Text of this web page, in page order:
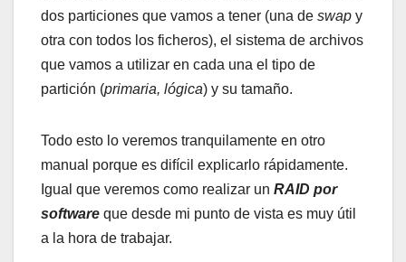
dos particiones que vamos a tener (una de swap y
otra con todos los ficheros), el sistema de archivos
que vamos a utilizar en cada una el tipo de
partición (primaria, lógica) y su tamaño.
Todo esto lo veremos tranquilamente en otro
manual porque es difícil explicarlo rápidamente.
Igual que veremos como realizar un RAID por
software que desde mi punto de vista es muy útil
a la hora de trabajar.